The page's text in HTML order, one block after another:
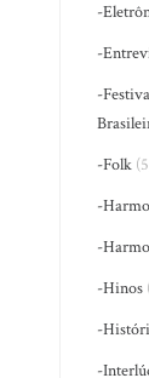
-
-
-
-Folk
-
-
-Hinos
-
-